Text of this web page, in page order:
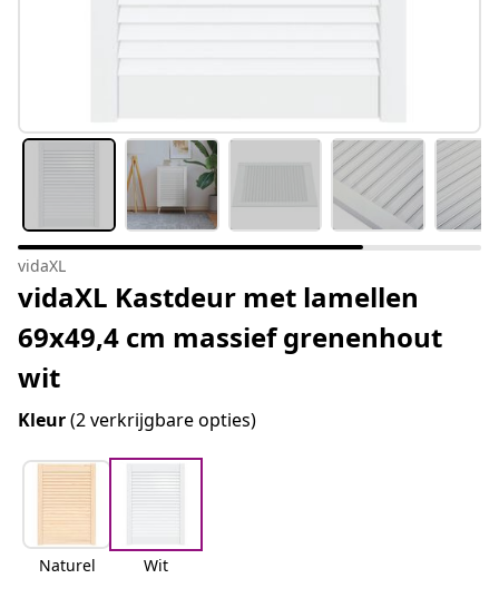
vidaXL
vidaXL Kastdeur met lamellen
69x49,4 cm massief grenenhout
wit
Kleur(2 verkrijgbare opties)
Naturel Wit